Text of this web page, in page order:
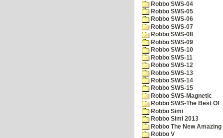
Robbo SWS-04
Robbo SWS-05
Robbo SWS-06
Robbo SWS-07
Robbo SWS-08
Robbo SWS-09
Robbo SWS-10
Robbo SWS-11
Robbo SWS-12
Robbo SWS-13
Robbo SWS-14
Robbo SWS-15
Robbo SWS-Magnetic
Robbo SWS-The Best Of
Robbo Simi
Robbo Simi 2013
Robbo The New
Robbo V